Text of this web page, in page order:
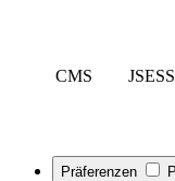
CMS
Präferenzen